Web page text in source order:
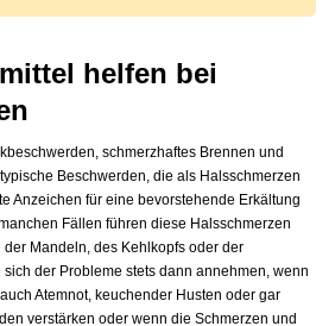
helfen bei
schmerzhaftes Brennen und
Beschwerden, die als Halsschmerzen
Anzeichen für eine bevorstehende Erkältung
Fällen führen diese Halsschmerzen
Mandeln, des Kehlkopfs oder der
sich der Probleme stets dann annehmen, wenn
Atemnot, keuchender Husten oder gar
verstärken oder wenn die Schmerzen und